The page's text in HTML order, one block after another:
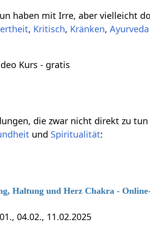
Einige Begriffe, die vielleicht nicht
, , ,
Kurs - gratis
nicht direkt zu tun haben mit Irre‏‎, aber
und Spiritualität:
Haltung und Herz Chakra -
04.02., 11.02.2025